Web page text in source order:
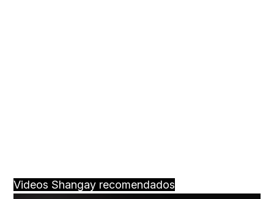
Videos Shangay recomendados